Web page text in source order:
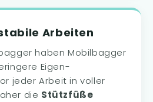
Arbeiten
haben Mobilbagger
Eigen-
jeder Arbeit in voller
die Stützfüße